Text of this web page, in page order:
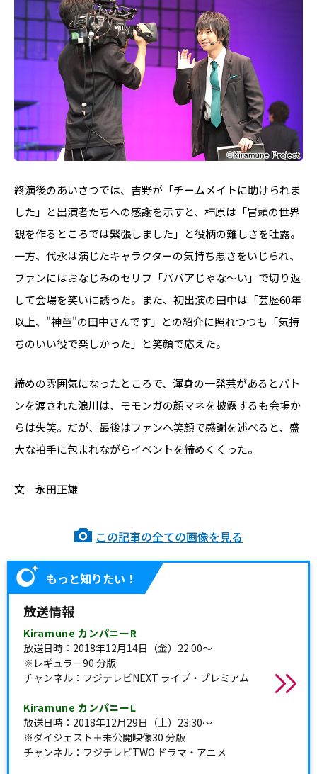
終演後のあいさつでは、吉野が「チームメイトに助けられま
した」と出演者たちへの感謝を示すと、柿原は「冒頭の世界
観を作るところでは緊張しました」と役柄の難しさを吐露。
一方、代永は演じたキャラクターの気持ち悪さをいじられ、
ファンにはおなじみのセリフ「ババアじゃな～い」で切り返
して会場を笑いに誘った。また、初出演の田中は「芸歴60年
以上、"神童"の田中さんです」との紹介に照れつつも「気持
ちのいい役で楽しかった」と笑顔で応えた。
締めの雰囲気になったところで、渾身の一発芸があるとバト
ンを渡された浪川は、モモンガの顔マネを披露するも会場か
らは失笑。だが、最後はファンへ笑顔で感謝を述べると、盛
大な拍手に包まれながらイベントを締めくくった。
文＝永田正雄
この記事の全ての画像を見る
もっと知りたい！
放送情報
Kiramune カンパニーR
放送日時：2018年12月14日（金）22:00～
※レギュラー90 分版
チャンネル：フジテレビNEXT ライブ・プレミアム
Kiramune カンパニーL
放送日時：2018年12月29日（土）23:30～
※ダイジェスト＋未公開映像30 分版
チャンネル：フジテレビTWO ドラマ・アニメ